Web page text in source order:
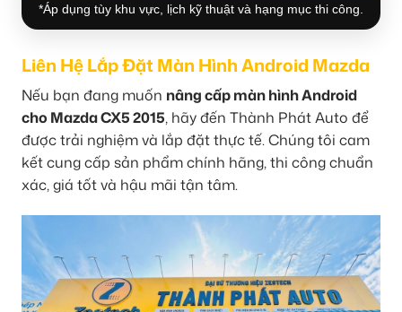
*Áp dụng tùy khu vực, lịch kỹ thuật và hạng mục thi công.
Liên Hệ Lắp Đặt Màn Hình Android Mazda
Nếu bạn đang muốn nâng cấp màn hình Android
cho Mazda CX5 2015, hãy đến Thành Phát Auto để
được trải nghiệm và lắp đặt thực tế. Chúng tôi cam
kết cung cấp sản phẩm chính hãng, thi công chuẩn
xác, giá tốt và hậu mãi tận tâm.